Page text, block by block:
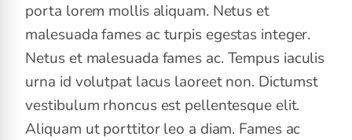
porta lorem mollis aliquam. Netus et
malesuada fames ac turpis egestas integer.
Netus et malesuada fames ac. Tempus iaculis
urna id volutpat lacus laoreet non. Dictumst
vestibulum rhoncus est pellentesque elit.
Aliquam ut porttitor leo a diam. Fames ac